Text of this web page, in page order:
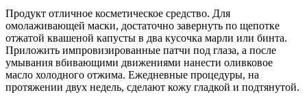
Продукт отличное косметическое средство. Для
омолаживающей маски, достаточно завернуть по щепотке
отжатой квашеной капусты в два кусочка марли или бинта.
Приложить импровизированные патчи под глаза, а после
умывания вбивающими движениями нанести оливковое
масло холодного отжима. Ежедневные процедуры, на
протяжении двух недель, сделают кожу гладкой и подтянутой.